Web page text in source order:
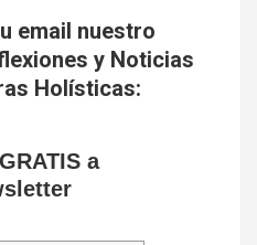
email nuestro
y Noticias
Holísticas:
a